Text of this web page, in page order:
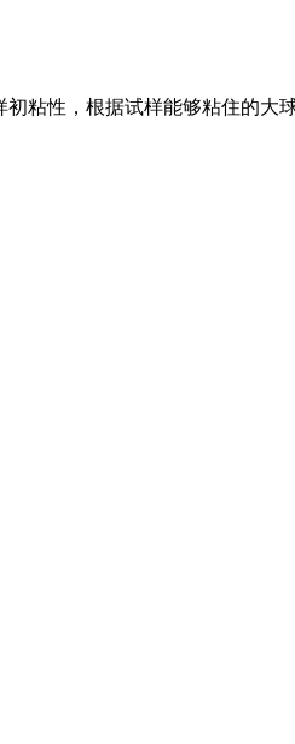
粘性，根据试样能够粘住的大